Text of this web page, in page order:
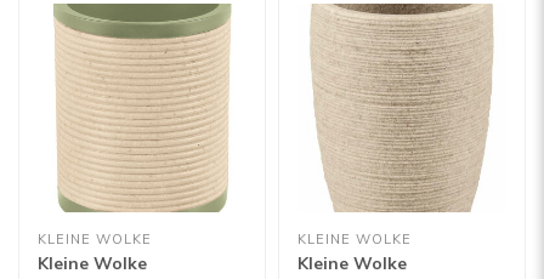
KLEINE WOLKE
Kleine Wolke
KLEINE WOLKE
Kleine Wolke